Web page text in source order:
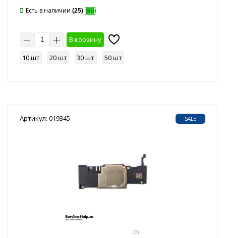
Есть в наличии (25)
В корзину
10 шт
20 шт 30 шт 50 шт
Артикул: 019345
(6)
SALE